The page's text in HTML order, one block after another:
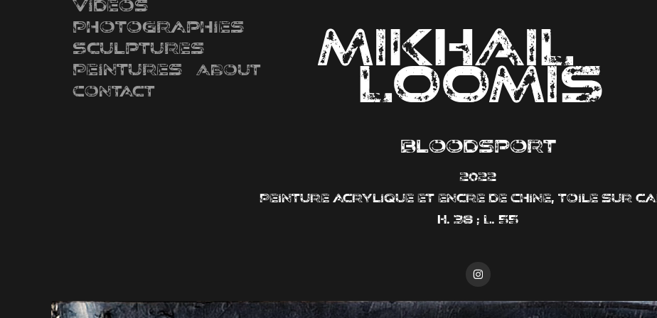
Videos
Photographies
Sculptures
Peintures
About
Contact
MIKHAIL
LOOMIS
Bloodsport
2022
Peinture acrylique et encre de Chine, toile sur
H. 38 ; L. 55